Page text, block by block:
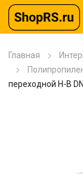
Главная
переходной Н-В